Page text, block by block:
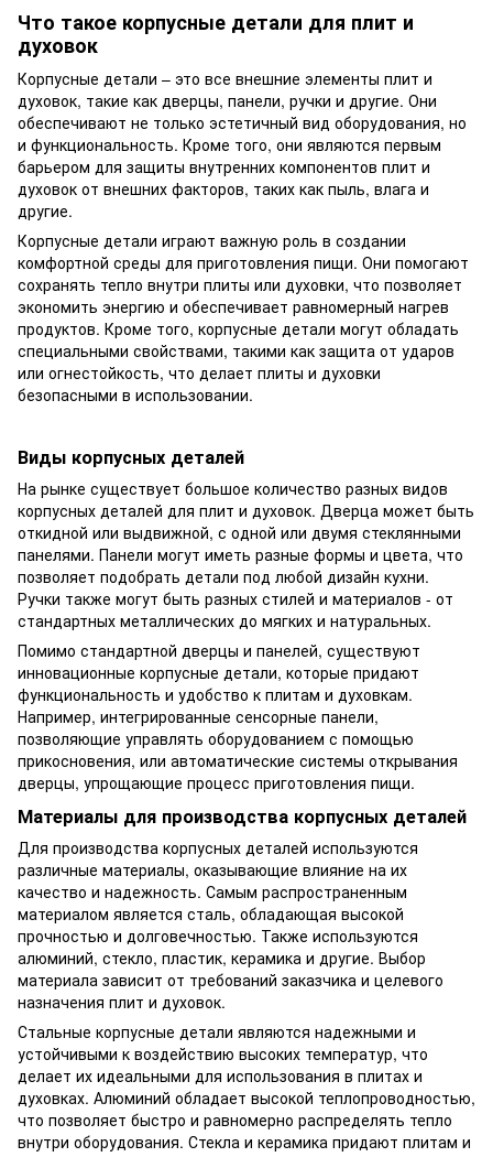
Что такое корпусные детали для плит и
духовок
Корпусные детали – это все внешние элементы плит и
духовок, такие как дверцы, панели, ручки и другие. Они
обеспечивают не только эстетичный вид оборудования, но
и функциональность. Кроме того, они являются первым
барьером для защиты внутренних компонентов плит и
духовок от внешних факторов, таких как пыль, влага и
другие.
Корпусные детали играют важную роль в создании
комфортной среды для приготовления пищи. Они помогают
сохранять тепло внутри плиты или духовки, что позволяет
экономить энергию и обеспечивает равномерный нагрев
продуктов. Кроме того, корпусные детали могут обладать
специальными свойствами, такими как защита от ударов
или огнестойкость, что делает плиты и духовки
безопасными в использовании.
Виды корпусных деталей
На рынке существует большое количество разных видов
корпусных деталей для плит и духовок. Дверца может быть
откидной или выдвижной, с одной или двумя стеклянными
панелями. Панели могут иметь разные формы и цвета, что
позволяет подобрать детали под любой дизайн кухни.
Ручки также могут быть разных стилей и материалов - от
стандартных металлических до мягких и натуральных.
Помимо стандартной дверцы и панелей, существуют
инновационные корпусные детали, которые придают
функциональность и удобство к плитам и духовкам.
Например, интегрированные сенсорные панели,
позволяющие управлять оборудованием с помощью
прикосновения, или автоматические системы открывания
дверцы, упрощающие процесс приготовления пищи.
Материалы для производства корпусных деталей
Для производства корпусных деталей используются
различные материалы, оказывающие влияние на их
качество и надежность. Самым распространенным
материалом является сталь, обладающая высокой
прочностью и долговечностью. Также используются
алюминий, стекло, пластик, керамика и другие. Выбор
материала зависит от требований заказчика и целевого
назначения плит и духовок.
Стальные корпусные детали являются надежными и
устойчивыми к воздействию высоких температур, что
делает их идеальными для использования в плитах и ​​
духовках. Алюминий обладает высокой теплопроводностью,
что позволяет быстро и равномерно распределять тепло
внутри оборудования. Стекла и керамика придают плитам и